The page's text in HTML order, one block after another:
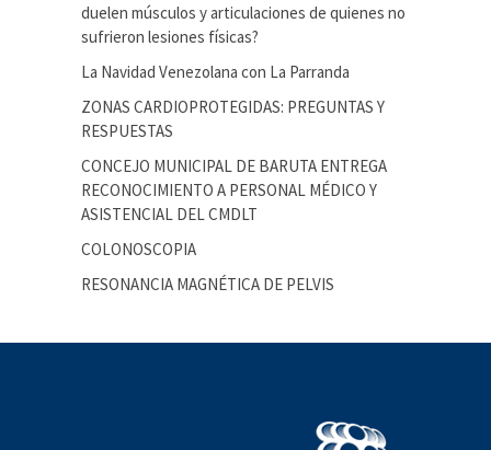
duelen músculos y articulaciones de quienes no
sufrieron lesiones físicas?
La Navidad Venezolana con La Parranda
ZONAS CARDIOPROTEGIDAS: PREGUNTAS Y
RESPUESTAS
CONCEJO MUNICIPAL DE BARUTA ENTREGA
RECONOCIMIENTO A PERSONAL MÉDICO Y
ASISTENCIAL DEL CMDLT
COLONOSCOPIA
RESONANCIA MAGNÉTICA DE PELVIS